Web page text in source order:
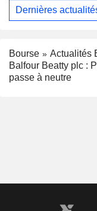
Dernières
Bourse
Actualités
Balfour Beatty plc :
passe à neutre